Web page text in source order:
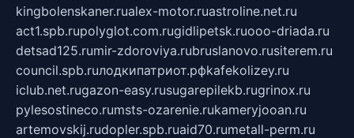
kingbolenskaner.rualex-motor.ruastroline.net.ru
act1.spb.rupolyglot.com.rugidlipetsk.ruooo-driada.ru
detsad125.rumir-zdoroviya.rubruslanovo.rusiterem.ru
council.spb.ruлодкипатриот.рфkafekolizey.ru
iclub.net.rugazon-easy.rusugarepilekb.rugrinox.ru
pylesostineco.rumsts-ozarenie.rukameryjooan.ru
artemovskij.rudopler.spb.ruaid70.rumetall-perm.ru